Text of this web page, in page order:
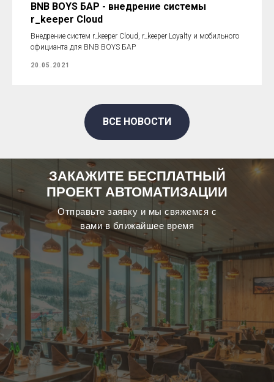
BNB BOYS БАР - внедрение системы
r_keeper Cloud
Внедрение систем r_keeper Cloud, r_keeper Loyalty и мобильного
официанта для BNB BOYS БАР
20.05.2021
ВСЕ НОВОСТИ
ЗАКАЖИТЕ БЕСПЛАТНЫЙ
ПРОЕКТ АВТОМАТИЗАЦИИ
Отправьте заявку и мы свяжемся с
вами в ближайшее время